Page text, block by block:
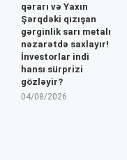
qərarı və Yaxın
Şərqdəki qızışan
gərginlik sarı metalı
nəzarətdə saxlayır!
İnvestorlar indi
hansı sürprizi
gözləyir?
04/08/2026